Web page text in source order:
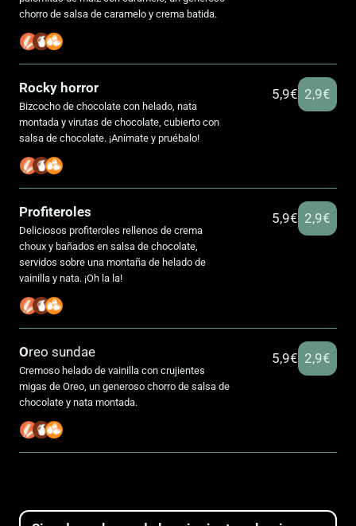
chorro de salsa de caramelo y crema batida.
Rocky horror
Bizcocho de chocolate con helado, nata
montada y virutas de chocolate, cubierto con
salsa de chocolate. ¡Anímate y pruébalo!
5,9€ 2,9€
Profiteroles
Deliciosos profiteroles rellenos de crema
choux y bañados en salsa de chocolate,
servidos sobre una montaña de helado de
vainilla y nata. ¡Oh la la!
5,9€ 2,9€
Oreo sundae
Cremoso helado de vainilla con crujientes
migas de Oreo, un generoso chorro de salsa de
chocolate y nata montada.
5,9€ 2,9€